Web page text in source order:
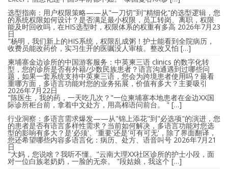
选型指南：用户权限策略——从"一刀切"到"精细化"的选型逻辑，您
的系统权限如何设计？是否满足最小权限，员工转岗、离职，权限
能及时回收吗，在HIS选型时，权限体系的权重有多高 2026年7月23
日
"杨明，我们新上的HIS系统，权限乱成粥！护士能看到全院病历，
收费员能改药价，实习生开的医嘱没人审核。整改又怕 […]
柬埔寨金边诊所的中国游客服务：中英柬三语 clinics 的数字化转
型，您的诊所是否有外籍/少数民族患者？语言沟通遇到过哪些问
题，如果一套系统支持中英柬三语，您会为跨境患者使用吗？最看
重哪方面，多语言功能对您的业务拓展，价值有多大？主要吸引
2026年7月22日
"陈医生，我的药，一天吃几次？"一位柬埔寨本地患者在金边XX国
际诊所柜台前，拿着中文处方，用高棉语问前台。 " […]
行业洞察：多语言需求爆发——从"锦上添花"到"必选项"的演进，您
的患者是否有语言多样性需求？当前如何解决，多语言功能对您选
型的影响有多大？是'必须'、'重要'还是'可有可无'，除了界面翻译，
您还希望哪些内容多语言化：病历、处方、语音叫号 2026年7月21
日
"大妈，您说啥？我听不懂。"云南大理XX社区诊所的护士小段，面
对一位白族老奶奶，一脸的无奈。 "段姑娘，我这个 […]